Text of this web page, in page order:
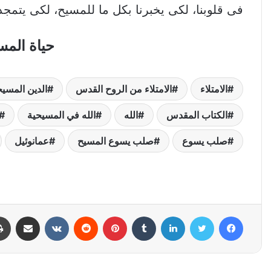
فى قلوبنا، لكى يخبرنا بكل ما للمسيح، لكى
حياة
الامتلاء الامتلاء من الروح القدس الدين
الكتاب المقدس الله الله في المسيحية
صلب يسوع صلب يسوع المسيح عمانوئيل
فيسبوك تويتر لينكدإن بينتيريست مشاركة عبر